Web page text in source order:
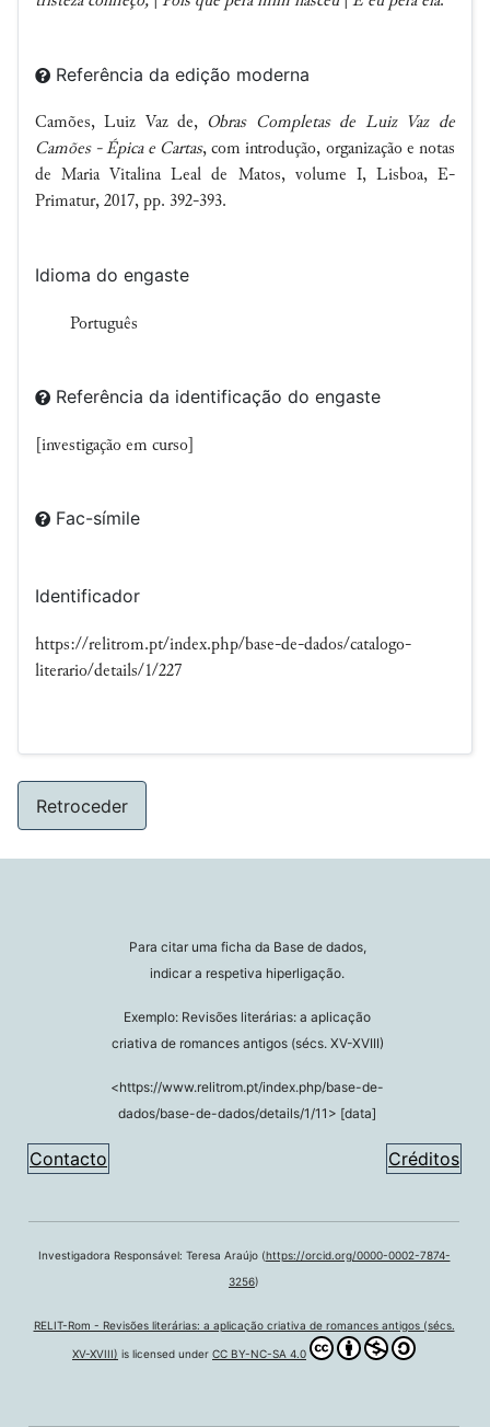
Referência da edição moderna
Camões, Luiz Vaz de, Obras Completas de Luiz Vaz de
Camões - Épica e Cartas, com introdução, organização e notas
de Maria Vitalina Leal de Matos, volume I, Lisboa, E-
Primatur, 2017, pp. 392-393.
Idioma do engaste
Português
Referência da identificação do engaste
[investigação em curso]
Fac-símile
Identificador
https://relitrom.pt/index.php/base-de-dados/catalogo-
literario/details/1/227
Retroceder
Para citar uma ficha da Base de dados,
indicar a respetiva hiperligação.
Exemplo: Revisões literárias: a aplicação
criativa de romances antigos (sécs. XV-XVIII)
<https://www.relitrom.pt/index.php/base-de-
dados/base-de-dados/details/1/11> [data]
Contacto Créditos
Investigadora Responsável: Teresa Araújo (https://orcid.org/0000-0002-7874-
3256)
RELIT-Rom - Revisões literárias: a aplicação criativa de romances antigos (sécs.
XV-XVIII) is licensed under CC BY-NC-SA 4.0